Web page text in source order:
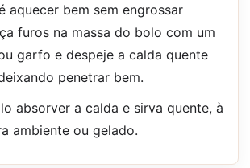
aquecer bem sem engrossar
furos na massa do bolo com um
garfo e despeje a calda quente
penetrar bem.
absorver a calda e sirva quente, à
ambiente ou gelado.